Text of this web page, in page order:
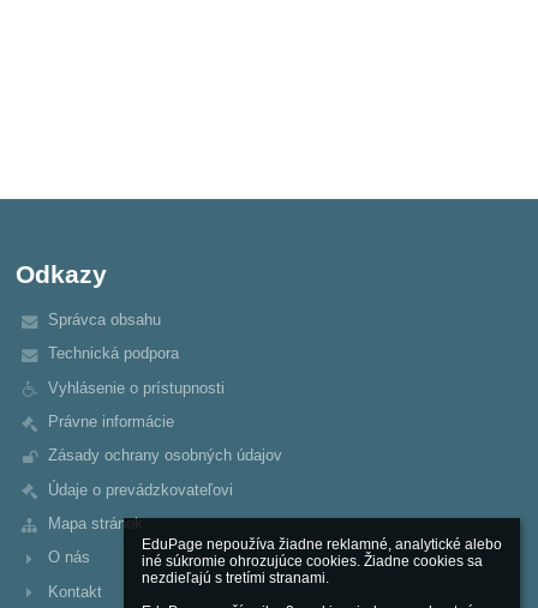
EduPage nepoužíva žiadne reklamné, analytické alebo
iné súkromie ohrozujúce cookies. Žiadne cookies sa
nezdieľajú s tretími stranami.
Odkazy
Správca obsahu
Technická podpora
Vyhlásenie o prístupnosti
Právne informácie
Zásady ochrany osobných údajov
Údaje o prevádzkovateľovi
Mapa stránok
O nás
Kontakt